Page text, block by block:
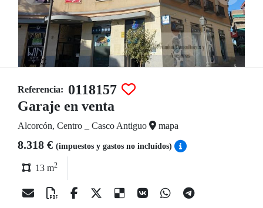
Referencia: 0118157
Garaje en venta
Alcorcón, Centro _ Casco Antiguo mapa
8.318 € (impuestos y gastos no incluídos)
13 m2